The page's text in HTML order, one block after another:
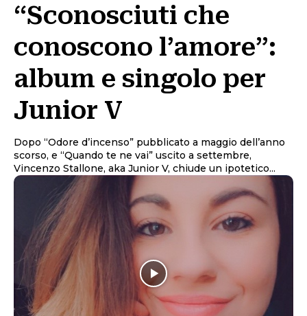
“Sconosciuti che
conoscono l’amore”:
album e singolo per
Junior V
Dopo “Odore d’incenso” pubblicato a maggio dell’anno
scorso, e “Quando te ne vai” uscito a settembre,
Vincenzo Stallone, aka Junior V, chiude un ipotetico...